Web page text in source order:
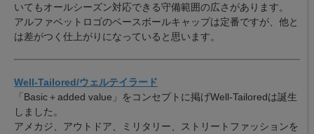
いてもオールシーズン対応できる守備範囲の広さがあります。
アルファベットロゴのベースボールキャップは定番ですが、他と
は差がつく仕上がりになっていると思います。
Well-Tailored/ウェルテイラード
「Basic＋added value」をコンセプトに掲げWell-Tailoredは誕生
しました。
アメカジ、アウトドア、ミリタリー、ストリートファッションを